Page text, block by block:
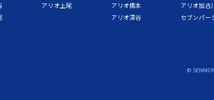
アリオ上尾
アリオ橋本
アリオ深谷
アリオ加古
セブンパー
©